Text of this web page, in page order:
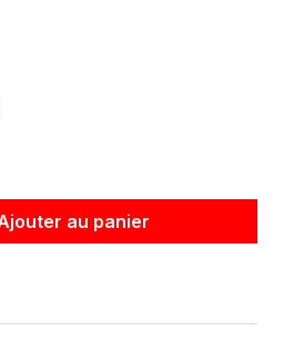
souhaitée ou utilisez les
au panier